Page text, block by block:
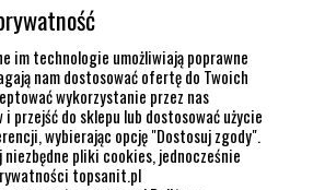
POMOC
INFORMACJE
im technologie umożliwiają poprawne
nam dostosować ofertę do Twoich
wykorzystanie przez nas
przejść do sklepu lub dostosować użycie
wybierając opcję "Dostosuj zgody".
pliki cookies, jednocześnie
topsanit.pl